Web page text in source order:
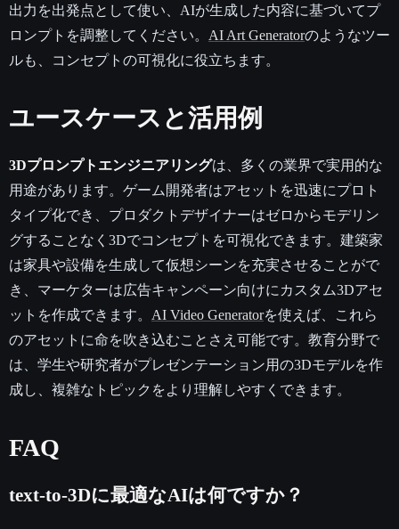
出力を出発点として使い、AIが生成した内容に基づいてプ
ロンプトを調整してください。 AI Art Generatorのようなツー
ルも、コンセプトの可視化に役立ちます。
ユースケースと活用例
3Dプロンプトエンジニアリングは、多くの業界で実用的な
用途があります。ゲーム開発者はアセットを迅速にプロト
タイプ化でき、プロダクトデザイナーはゼロからモデリン
グすることなく3Dでコンセプトを可視化できます。建築家
は家具や設備を生成して仮想シーンを充実させることがで
き、マーケターは広告キャンペーン向けにカスタム3Dアセ
ットを作成できます。 AI Video Generatorを使えば、これら
のアセットに命を吹き込むことさえ可能です。教育分野で
は、学生や研究者がプレゼンテーション用の3Dモデルを作
成し、複雑なトピックをより理解しやすくできます。
FAQ
text-to-3Dに最適なAIは何ですか？